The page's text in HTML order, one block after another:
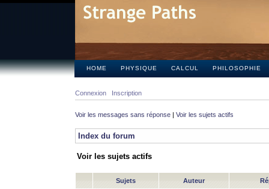
HOME PHYSIQUE CALCUL PHILOSOPHIE
Connexion Inscription
Voir les messages sans réponse | Voir les sujets actifs
Index du forum
Voir les sujets actifs
Sujets Auteur